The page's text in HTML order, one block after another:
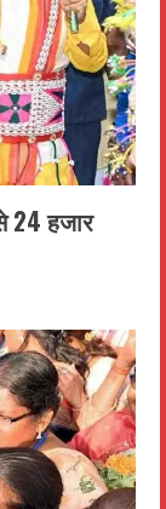
24 हजार